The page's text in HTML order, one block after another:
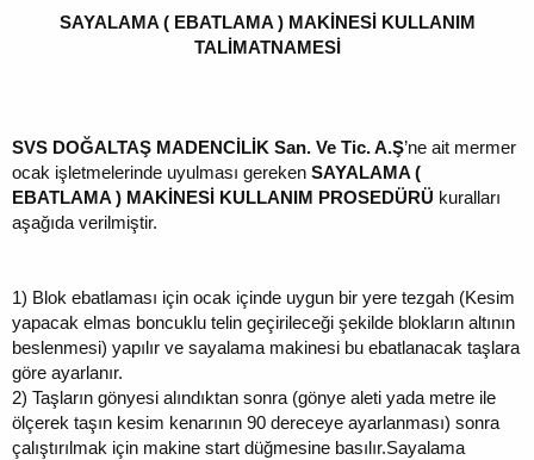
SAYALAMA ( EBATLAMA ) MAKİNESİ KULLANIM
TALİMATNAMESİ
SVS DOĞALTAŞ MADENCİLİK San. Ve Tic. A.Ş’ne ait mermer
ocak işletmelerinde uyulması gereken SAYALAMA (
EBATLAMA ) MAKİNESİ KULLANIM PROSEDÜRÜ kuralları
aşağıda verilmiştir.
1) Blok ebatlaması için ocak içinde uygun bir yere tezgah (Kesim
yapacak elmas boncuklu telin geçirileceği şekilde blokların altının
beslenmesi) yapılır ve sayalama makinesi bu ebatlanacak taşlara
göre ayarlanır.
2) Taşların gönyesi alındıktan sonra (gönye aleti yada metre ile
ölçerek taşın kesim kenarının 90 dereceye ayarlanması) sonra
çalıştırılmak için makine start düğmesine basılır.Sayalama